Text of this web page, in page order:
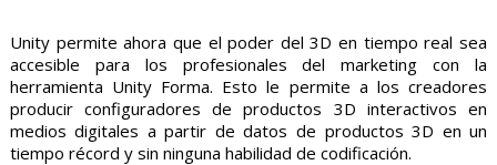
Unity permite ahora que el poder del 3D en tiempo real sea
accesible para los profesionales del marketing con la
herramienta Unity Forma. Esto le permite a los creadores
producir configuradores de productos 3D interactivos en
medios digitales a partir de datos de productos 3D en un
tiempo récord y sin ninguna habilidad de codificación.